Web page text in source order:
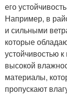
его
Например, в
и сильными
которые
устойчивостью
высокой
материалы,
пропускают